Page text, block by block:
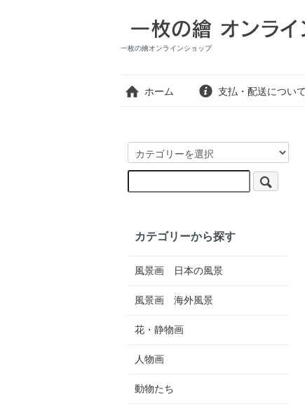
一枚の繪オンラインショップ
ホーム 支払・配送について
カテゴリーから探す
風景画 日本の風景
風景画 海外風景
花・静物画
人物画
動物たち